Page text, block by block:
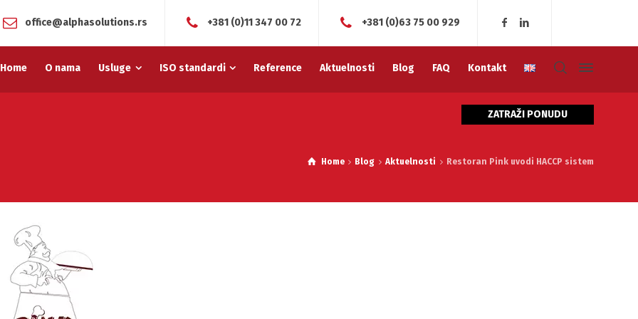
office@alphasolutions.rs +381 (0)11 347 00 72 +381 (0)63 75 00 929
Home O nama Usluge ISO standardi Reference Aktuelnosti Blog FAQ Kontakt
ZATRAŽI PONUDU
Home Blog Aktuelnosti Restoran Pink uvodi HACCP sistem